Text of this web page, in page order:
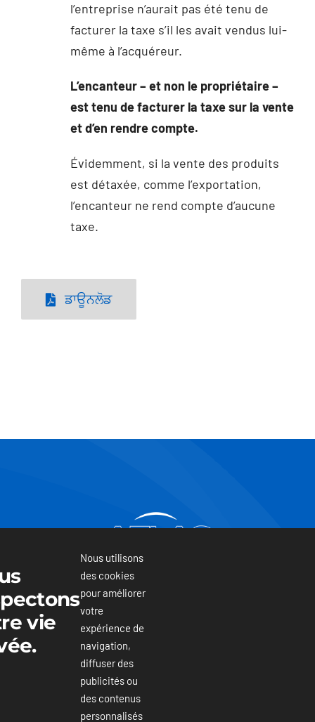
l’entreprise n’aurait pas été tenu de
facturer la taxe s’il les avait vendus lui-
même à l’acquéreur.
L’encanteur – et non le propriétaire –
est tenu de facturer la taxe sur la vente
et d’en rendre compte.
Évidemment, si la vente des produits
est détaxée, comme l’exportation,
l’encanteur ne rend compte d’aucune
taxe.
ਡਾਊਨਲੋਡ
+1 (877) 217-6615
vie
Nous utilisons
des cookies
pour améliorer
votre
expérience de
navigation,
diffuser des
publicités ou
des contenus
personnalisés